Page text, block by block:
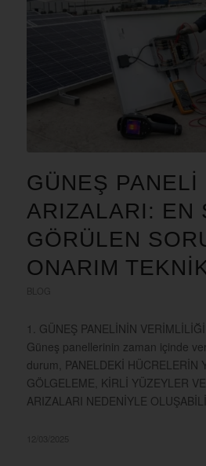
GÜNEŞ PANELİ
ARIZALARI: EN
GÖRÜLEN
ONARIM
1. GÜNEŞ PANELİNİN
Güneş panellerinin zaman içinde
durum, PANELDEKİ HÜCRELERİN
GÖLGELEME, KİRLİ YÜZEYLER
ARIZALARI NEDENİYLE